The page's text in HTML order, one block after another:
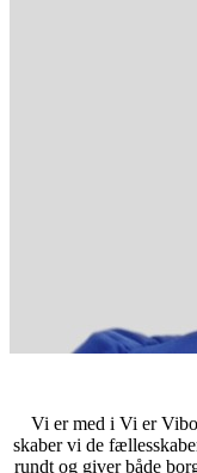
Vi er med i Vi er
skaber vi de
rundt og giver både